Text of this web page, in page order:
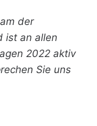
der
ist an allen
2022 aktiv
Sie uns